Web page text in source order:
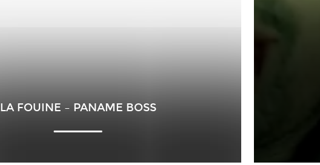
LA FOUINE – PANAME BOSS